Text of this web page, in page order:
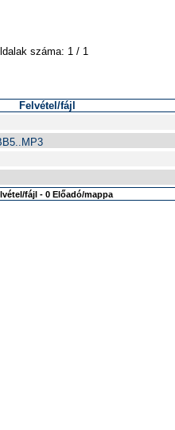
száma: 1 / 1
Felvétel/fájl
fájl - 0 Előadó/mappa